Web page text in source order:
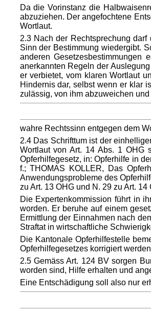
Da die Vorinstanz die
abzuziehen. Der angefochtene
Wortlaut.
2.3 Nach der Rechtsprechung
Sinn der Bestimmung wiedergibt.
anderen
anerkannten Regeln der
er verbietet, vom klaren Wortlaut
Hindernis dar, selbst wenn er klar
zulässig, von ihm abzuweichen
wahre Rechtssinn entgegen dem
2.4 Das Schrifttum ist der
Wortlaut von Art. 14 Abs. 1 OHG
Opferhilfegesetz, in: Opferhilfe in
f.; THOMAS KOLLER, Das
Anwendungsprobleme des
zu Art. 13 OHG und N. 29 zu Art. 14
Die Expertenkommission führt in
worden. Er beruhe auf einem
Ermittlung der Einnahmen nach
Straftat in wirtschaftliche
Die Kantonale Opferhilfestelle
Opferhilfegesetzes korrigiert
2.5 Gemäss Art. 124 BV sorgen
worden sind, Hilfe erhalten und
Eine Entschädigung soll also nur